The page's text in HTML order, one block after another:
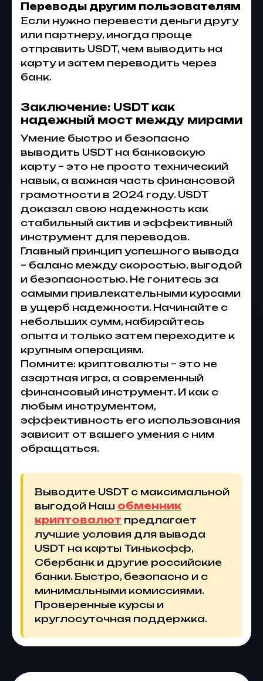
Переводы другим пользователям
Если нужно перевести деньги другу
или партнеру, иногда проще
отправить USDT, чем выводить на
карту и затем переводить через
банк.
Заключение: USDT как
надежный мост между мирами
Умение быстро и безопасно
выводить USDT на банковскую
карту – это не просто технический
навык, а важная часть финансовой
грамотности в 2024 году. USDT
доказал свою надежность как
стабильный актив и эффективный
инструмент для переводов.
Главный принцип успешного вывода
– баланс между скоростью, выгодой
и безопасностью. Не гонитесь за
самыми привлекательными курсами
в ущерб надежности. Начинайте с
небольших сумм, набирайтесь
опыта и только затем переходите к
крупным операциям.
Помните: криптовалюты – это не
азартная игра, а современный
финансовый инструмент. И как с
любым инструментом,
эффективность его использования
зависит от вашего умения с ним
обращаться.
Выводите USDT с максимальной
выгодой Наш обменник
криптовалют предлагает
лучшие условия для вывода
USDT на карты Тинькофф,
Сбербанк и другие российские
банки. Быстро, безопасно и с
минимальными комиссиями.
Проверенные курсы и
круглосуточная поддержка.